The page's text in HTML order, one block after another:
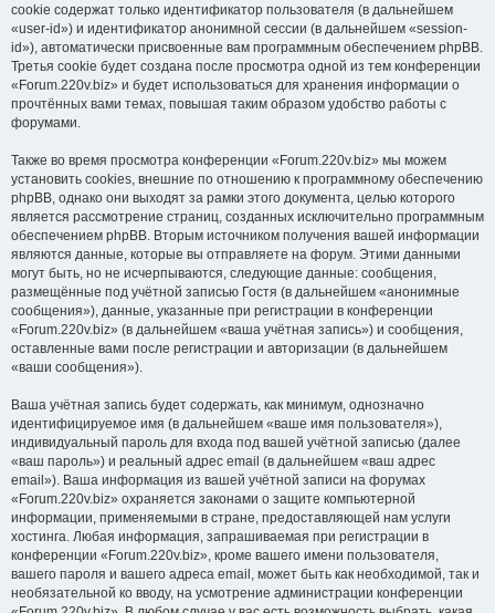
cookie содержат только идентификатор пользователя (в дальнейшем
«user-id») и идентификатор анонимной сессии (в дальнейшем «session-
id»), автоматически присвоенные вам программным обеспечением phpBB.
Третья cookie будет создана после просмотра одной из тем конференции
«Forum.220v.biz» и будет использоваться для хранения информации о
прочтённых вами темах, повышая таким образом удобство работы с
форумами.
Также во время просмотра конференции «Forum.220v.biz» мы можем
установить cookies, внешние по отношению к программному обеспечению
phpBB, однако они выходят за рамки этого документа, целью которого
является рассмотрение страниц, созданных исключительно программным
обеспечением phpBB. Вторым источником получения вашей информации
являются данные, которые вы отправляете на форум. Этими данными
могут быть, но не исчерпываются, следующие данные: сообщения,
размещённые под учётной записью Гостя (в дальнейшем «анонимные
сообщения»), данные, указанные при регистрации в конференции
«Forum.220v.biz» (в дальнейшем «ваша учётная запись») и сообщения,
оставленные вами после регистрации и авторизации (в дальнейшем
«ваши сообщения»).
Ваша учётная запись будет содержать, как минимум, однозначно
идентифицируемое имя (в дальнейшем «ваше имя пользователя»),
индивидуальный пароль для входа под вашей учётной записью (далее
«ваш пароль») и реальный адрес email (в дальнейшем «ваш адрес
email»). Ваша информация из вашей учётной записи на форумах
«Forum.220v.biz» охраняется законами о защите компьютерной
информации, применяемыми в стране, предоставляющей нам услуги
хостинга. Любая информация, запрашиваемая при регистрации в
конференции «Forum.220v.biz», кроме вашего имени пользователя,
вашего пароля и вашего адреса email, может быть как необходимой, так и
необязательной ко вводу, на усмотрение администрации конференции